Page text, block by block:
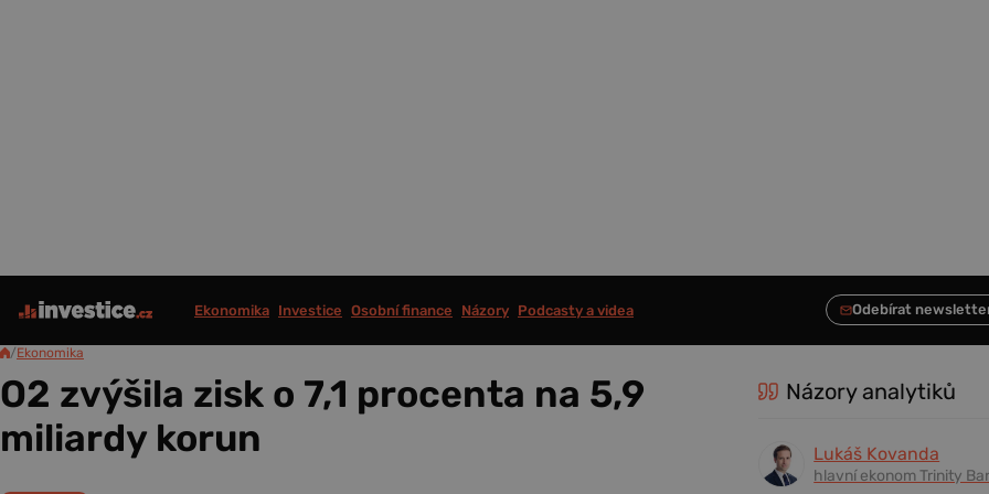
Ekonomika Investice Osobní finance Názory Podcasty a videa
/Ekonomika
O2 zvýšila zisk o 7,1 procenta na 5,9
miliardy korun
Názory analytiků
Lukáš Kovanda
hlavní ekonom Trinity